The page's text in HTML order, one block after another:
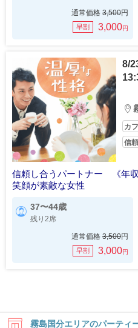
通常価格 3,500円
早割 3,000円
8/
カ
信
信頼し合うパートナー 《年
笑顔が素敵な女性
37〜44歳
残り2席
通常価格 3,500円
早割 3,000円
霧島国分エリアのパーティ